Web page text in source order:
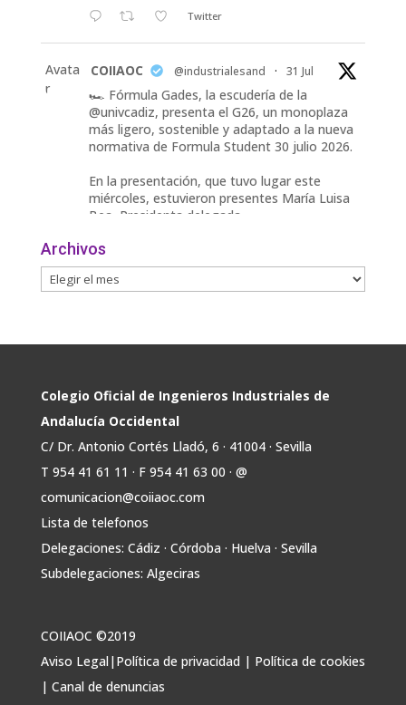
Twitter
Avata
r
COIIAOC @industrialesand · 31 Jul
🏎️ Fórmula Gades, la escudería de la
@univcadiz, presenta el G26, un monoplaza
más ligero, sostenible y adaptado a la nueva
normativa de Formula Student 30 julio 2026.
En la presentación, que tuvo lugar este
miércoles, estuvieron presentes María Luisa
Bea, Presidenta delegada
Twitter
📢ℹ️ El Gobierno acelera la electrificación
2030 para infraestructuras que permitan la
conexión de vivienda, industria y transporte
electrificado.
Estas medidas se encuentran en la dirección
Avata
COIIAOC @industrialesand · 29 Jul
🤝🏾 @industrialesand desempeña un
🛡️ Actuamos como garantes del interés
general, aportando conocimiento técnico y
facilitando la colaboración entre todos los
Archivos
Colegio Oficial de Ingenieros Industriales de
Andalucía Occidental
C/ Dr. Antonio Cortés Lladó, 6 · 41004 · Sevilla
T 954 41 61 11 · F 954 41 63 00 · @
comunicacion@coiiaoc.com
Lista de telefonos
Delegaciones: Cádiz · Córdoba · Huelva · Sevilla
Subdelegaciones: Algeciras
COIIAOC ©2019
Aviso Legal | Política de privacidad | Política de cookies
| Canal de denuncias